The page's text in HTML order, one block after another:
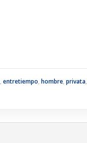
,entretiempo,hombre,privata,